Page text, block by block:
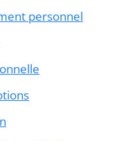
personnel